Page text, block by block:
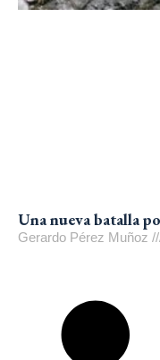
Una nueva batalla
Gerardo Pérez Muñoz